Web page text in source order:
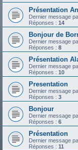
Présentation
Dernier message
Réponses : 14
Bonjour de
Dernier message
Réponses : 8
Présentation
Dernier message
Réponses : 10
Presentation
Dernier message
Réponses : 3
Bonjour
Dernier message
Réponses : 6
Présentation
Dernier message
Réponses : 11